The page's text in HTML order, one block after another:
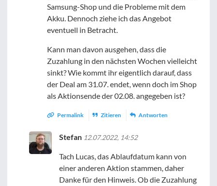
Samsung-Shop und die Probleme mit dem
Akku. Dennoch ziehe ich das Angebot
eventuell in Betracht.
Kann man davon ausgehen, dass die
Zuzahlung in den nächsten Wochen vielleicht
sinkt? Wie kommt ihr eigentlich darauf, dass
der Deal am 31.07. endet, wenn doch im Shop
als Aktionsende der 02.08. angegeben ist?
Permalink Zitieren Antworten
Stefan 12.07.2022, 14:52
Tach Lucas, das Ablaufdatum kann von
einer anderen Aktion stammen, daher
Danke für den Hinweis. Ob die Zuzahlung